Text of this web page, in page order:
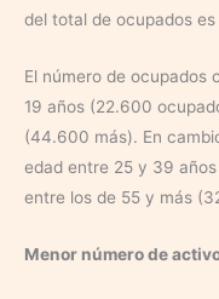
del total de ocupados
El número de ocupados
19 años (22.600
(44.600 más). En
edad entre 25 y 39
entre los de 55 y más
Menor número de